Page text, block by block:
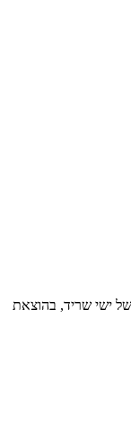
ישי שריד, בהוצאת